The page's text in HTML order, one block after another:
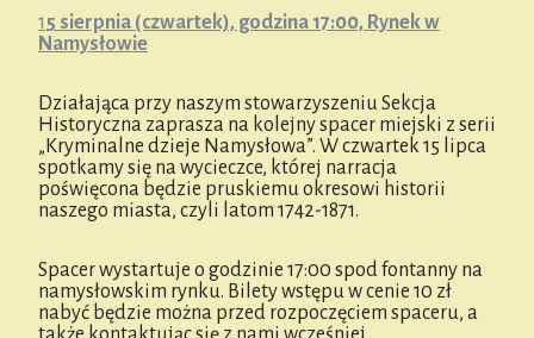
1 5 sierpnia (czwartek), godzina 17:00, Rynek w
Namysłowie
Działająca przy naszym stowarzyszeniu Sekcja
Historyczna zaprasza na kolejny spacer miejski z serii
„Kryminalne dzieje Namysłowa”. W czwartek 15 lipca
spotkamy się na wycieczce, której narracja
poświęcona będzie pruskiemu okresowi historii
naszego miasta, czyli latom 1742-1871.
Spacer wystartuje o godzinie 17:00 spod fontanny na
namysłowskim rynku. Bilety wstępu w cenie 10 zł
nabyć będzie można przed rozpoczęciem spaceru, a